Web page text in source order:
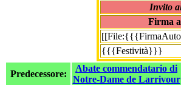
Invito
Firma
{{{Festività}}}
Predecessore:
Abate commendatario di
Notre-Dame de Larrivour